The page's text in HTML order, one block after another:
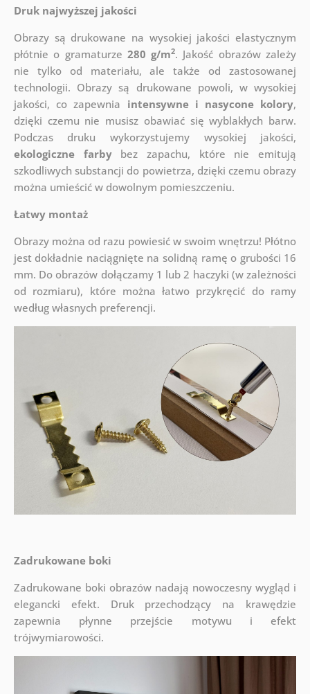
Druk najwyższej jakości
Obrazy są drukowane na wysokiej jakości elastycznym
płótnie o gramaturze 280 g/m2. Jakość obrazów zależy
nie tylko od materiału, ale także od zastosowanej
technologii. Obrazy są drukowane powoli, w wysokiej
jakości, co zapewnia intensywne i nasycone kolory,
dzięki czemu nie musisz obawiać się wyblakłych barw.
Podczas druku wykorzystujemy wysokiej jakości,
ekologiczne farbybez zapachu, które nie emitują
szkodliwych substancji do powietrza, dzięki czemu obrazy
można umieścić w dowolnym pomieszczeniu.
Łatwy montaż
Obrazy można od razu powiesić w swoim wnętrzu! Płótno
jest dokładnie naciągnięte na solidną ramę o grubości 16
mm. Do obrazów dołączamy 1 lub 2 haczyki (w zależności
od rozmiaru), które można łatwo przykręcić do ramy
według własnych preferencji.
Zadrukowane boki
Zadrukowane boki obrazów nadają nowoczesny wygląd i
elegancki efekt. Druk przechodzący na krawędzie
zapewnia płynne przejście motywu i efekt
trójwymiarowości.